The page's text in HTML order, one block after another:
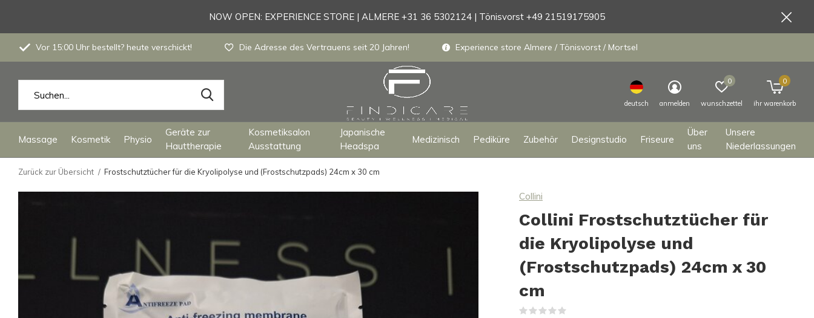
Massage Kosmetik Physio
Geräte zur
Hauttherapie
Kosmetiksalon
Ausstattung
Japanische
Headspa
Medizinisch Pediküre Zubehör Designstudio Friseure
Über
uns
Unsere
Niederlassungen
deutsch anmelden wunschzettel
0
ihr warenkorb
0
Vor 15:00 Uhr bestellt? heute verschickt! Die Adresse des Vertrauens seit 20 Jahren! Experience store Almere / Tönisvorst / Mortsel
NOW OPEN: EXPERIENCE STORE | ALMERE +31 36 5302124 | Tönisvorst +49 21519175905
Zurück zur Übersicht Frostschutztücher für die Kryolipolyse und (Frostschutzpads) 24cm x 30 cm
Collini
Collini Frostschutztücher für
die Kryolipolyse und
(Frostschutzpads) 24cm x 30
cm